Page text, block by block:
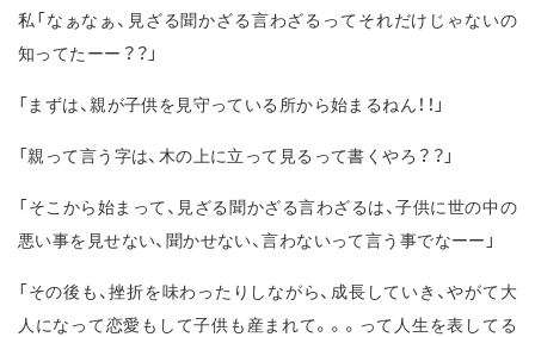
私「なぁなぁ、見ざる聞かざる言わざるってそれだけじゃないの
知ってたーー？？」
「まずは、親が子供を見守っている所から始まるねん！！」
「親って言う字は、木の上に立って見るって書くやろ？？」
「そこから始まって、見ざる聞かざる言わざるは、子供に世の中の
悪い事を見せない、聞かせない、言わないって言う事でなーー」
「その後も、挫折を味わったりしながら、成長していき、やがて大
人になって恋愛もして子供も産まれて。。。って人生を表してる